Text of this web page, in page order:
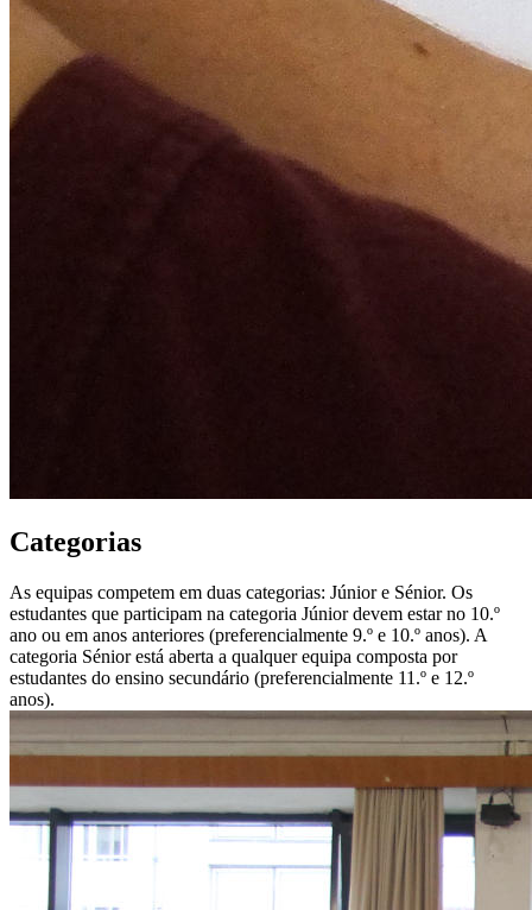
Categorias
As equipas competem em duas categorias: Júnior e Sénior. Os
estudantes que participam na categoria Júnior devem estar no 10.º
ano ou em anos anteriores (preferencialmente 9.º e 10.º anos). A
categoria Sénior está aberta a qualquer equipa composta por
estudantes do ensino secundário (preferencialmente 11.º e 12.º
anos).